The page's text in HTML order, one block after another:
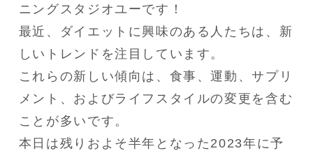
ニングスタジオユーです！
最近、ダイエットに興味のある人たちは、新
しいトレンドを注目しています。
これらの新しい傾向は、食事、運動、サプリ
メント、およびライフスタイルの変更を含む
ことが多いです。
本日は残りおよそ半年となった2023年に予